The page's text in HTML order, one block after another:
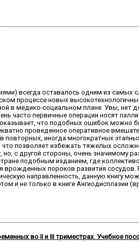
всегда оставалось одним из самых
процессе новых
в медико-социальном плане. Увы, нет
часто первичные операции носят
что подобных ошибок можно
проведенное оперативное
иногда многократных
позволяет избежать тяжелых
с другой стороны, очень значимому
подобным изданием, где
врожденных пороков развития
направленность, данную книгу
и не только в книге Ангиодисплазии
во II и III триместрах. Учебное